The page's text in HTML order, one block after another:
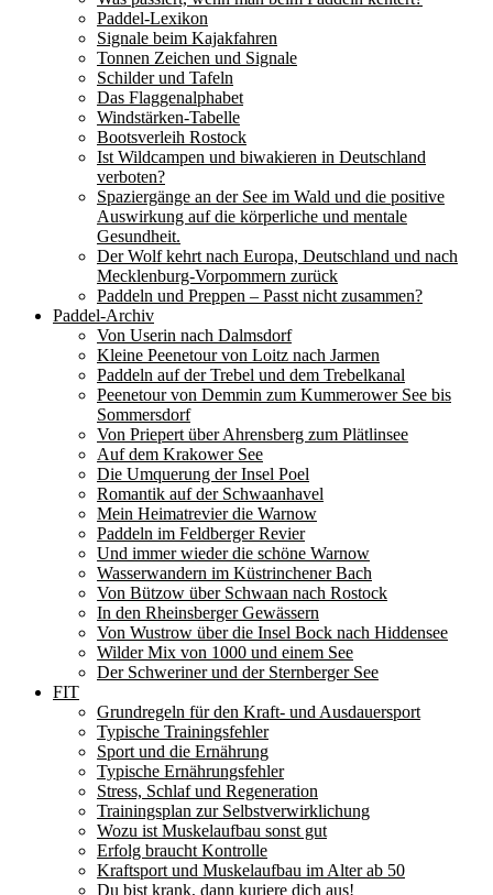
Paddel-Lexikon
Signale beim Kajakfahren
Tonnen Zeichen und Signale
Schilder und Tafeln
Das Flaggenalphabet
Windstärken-Tabelle
Bootsverleih Rostock
Ist Wildcampen und biwakieren in Deutschland
verboten?
Spaziergänge an der See im Wald und die positive
Auswirkung auf die körperliche und mentale
Gesundheit.
Der Wolf kehrt nach Europa, Deutschland und nach
Mecklenburg-Vorpommern zurück
Paddeln und Preppen – Passt nicht zusammen?
Paddel-Archiv
Von Userin nach Dalmsdorf
Kleine Peenetour von Loitz nach Jarmen
Paddeln auf der Trebel und dem Trebelkanal
Peenetour von Demmin zum Kummerower See bis
Sommersdorf
Von Priepert über Ahrensberg zum Plätlinsee
Auf dem Krakower See
Die Umquerung der Insel Poel
Romantik auf der Schwaanhavel
Mein Heimatrevier die Warnow
Paddeln im Feldberger Revier
Und immer wieder die schöne Warnow
Wasserwandern im Küstrinchener Bach
Von Bützow über Schwaan nach Rostock
In den Rheinsberger Gewässern
Von Wustrow über die Insel Bock nach Hiddensee
Wilder Mix von 1000 und einem See
Der Schweriner und der Sternberger See
FIT
Grundregeln für den Kraft- und Ausdauersport
Typische Trainingsfehler
Sport und die Ernährung
Typische Ernährungsfehler
Stress, Schlaf und Regeneration
Trainingsplan zur Selbstverwirklichung
Wozu ist Muskelaufbau sonst gut
Erfolg braucht Kontrolle
Kraftsport und Muskelaufbau im Alter ab 50
Du bist krank, dann kuriere dich aus!